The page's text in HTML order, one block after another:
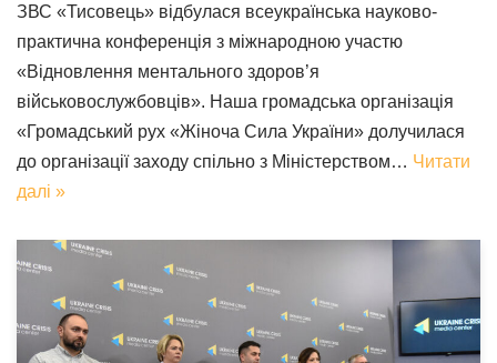
ЗВС «Тисовець» відбулася всеукраїнська науково-
практична конференція з міжнародною участю
«Відновлення ментального здоров’я
військовослужбовців». Наша громадська організація
«Громадський рух «Жіноча Сила України» долучилася
до організації заходу спільно з Міністерством… Читати
далі »